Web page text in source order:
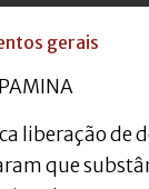
gerais
liberação de
que